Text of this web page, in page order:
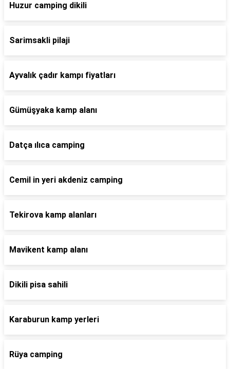
Huzur camping dikili
Sarimsakli pilaji
Ayvalık çadır kampı fiyatları
Gümüşyaka kamp alanı
Datça ılıca camping
Cemil in yeri akdeniz camping
Tekirova kamp alanları
Mavikent kamp alanı
Dikili pisa sahili
Karaburun kamp yerleri
Rüya camping